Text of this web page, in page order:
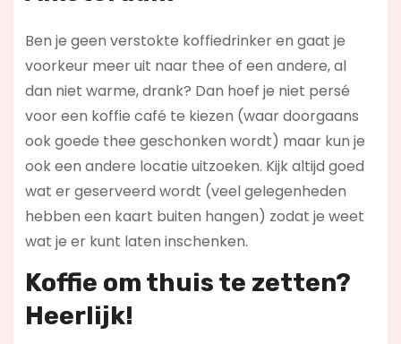
Ben je geen verstokte koffiedrinker en gaat je
voorkeur meer uit naar thee of een andere, al
dan niet warme, drank? Dan hoef je niet persé
voor een koffie café te kiezen (waar doorgaans
ook goede thee geschonken wordt) maar kun je
ook een andere locatie uitzoeken. Kijk altijd goed
wat er geserveerd wordt (veel gelegenheden
hebben een kaart buiten hangen) zodat je weet
wat je er kunt laten inschenken.
Koffie om thuis te zetten?
Heerlijk!